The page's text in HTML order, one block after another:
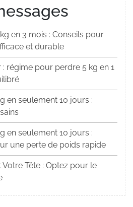
en 3 mois : Conseils pour
et durable
régime pour perdre 5 kg en 1
en seulement 10 jours :
en seulement 10 jours :
une perte de poids rapide
Votre Tête : Optez pour le